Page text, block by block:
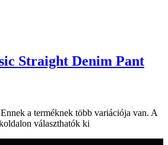
Straight Denim Pant
Ennek a terméknek több variációja van. A
választhatók ki